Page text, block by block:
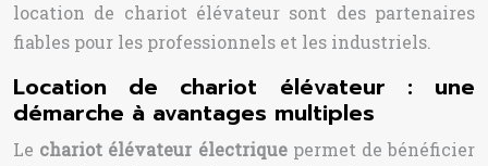
location de chariot élévateur sont des partenaires
fiables pour les professionnels et les industriels.
Location de chariot élévateur : une
démarche à avantages multiples
Le chariot élévateur électriquepermet de bénéficier